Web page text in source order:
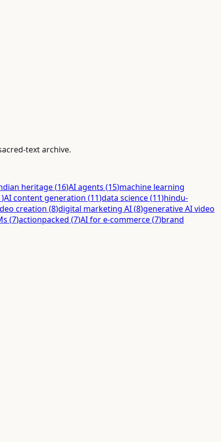
text archive.
heritage(16)AI agents (15)machine learning
)AI content generation (11)data science(11)hindu-
creation (8)digital marketing AI(8)generative AI video
(7)actionpacked (7)AI for e-commerce(7)brand